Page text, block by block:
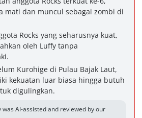
mati dan muncul sebagai zombi di
Rocks yang seharusnya kuat,
oleh Luffy tanpa
Kurohige di Pulau Bajak Laut,
kekuatan luar biasa hingga butuh
digulingkan.
AI-assisted and reviewed by our